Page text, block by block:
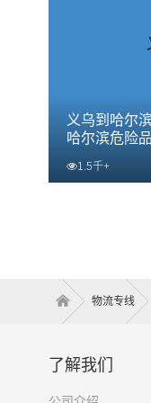
义乌到哈尔
哈尔滨危险
1.5千+
物流专线
了解我们